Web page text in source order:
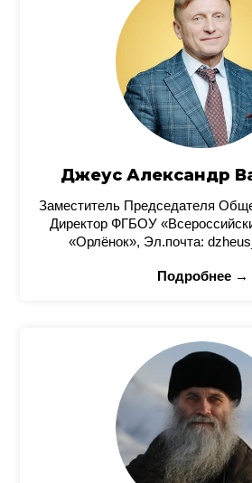
Джеус Александр
Заместитель Председателя
Директор ФГБОУ
«Орлёнок», Эл.почта:
Подробнее →